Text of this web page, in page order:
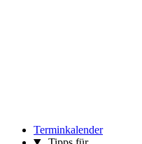
Terminkalender